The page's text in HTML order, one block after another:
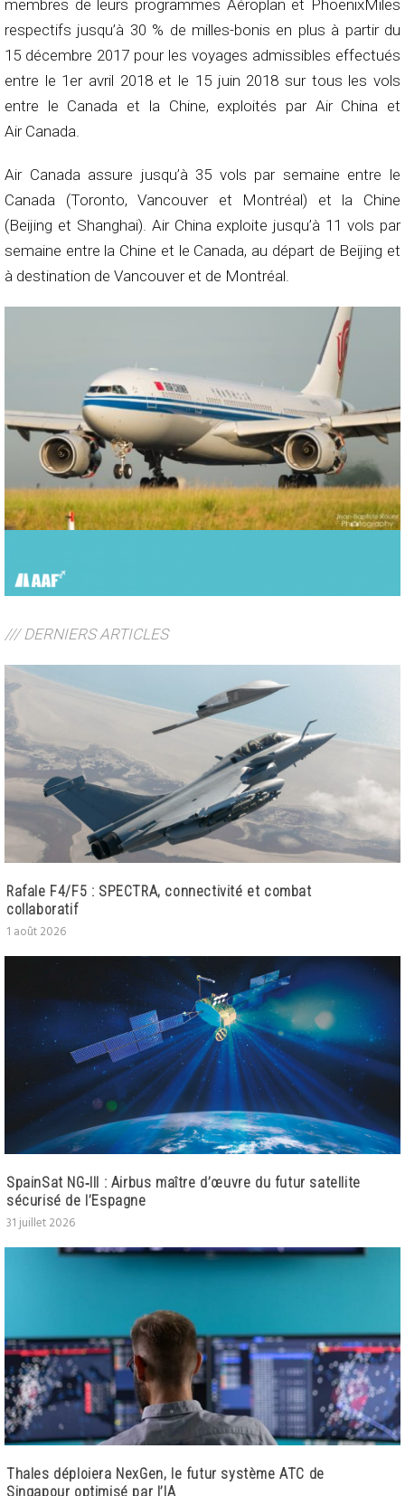
membres de leurs programmes Aéroplan et PhoenixMiles
respectifs jusqu’à 30 % de milles-bonis en plus à partir du
15 décembre 2017 pour les voyages admissibles effectués
entre le 1er avril 2018 et le 15 juin 2018 sur tous les vols
entre le Canada et la Chine, exploités par Air China et
Air Canada.
Air Canada assure jusqu’à 35 vols par semaine entre le
Canada (Toronto, Vancouver et Montréal) et la Chine
(Beijing et Shanghai). Air China exploite jusqu’à 11 vols par
semaine entre la Chine et le Canada, au départ de Beijing et
à destination de Vancouver et de Montréal.
/// DERNIERS ARTICLES
Rafale F4/F5 : SPECTRA, connectivité et combat
collaboratif
1 août 2026
SpainSat NG‑III : Airbus maître d’œuvre du futur satellite
sécurisé de l’Espagne
31 juillet 2026
Thales déploiera NexGen, le futur système ATC de
Singapour optimisé par l’IA